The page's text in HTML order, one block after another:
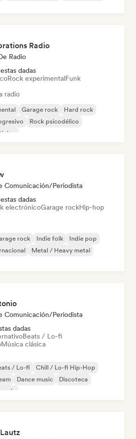
Radio
Radio
dadas
Rock experimentalFunk
radio
Garage rock
Hard rock
Rock psicodélico
Comunicación/Periodista
dadas
electrónicoGarage rockHip-hop
rock Indie folk
Indie pop
Metal / Heavy metal
Comunicación/Periodista
dadas
Beats / Lo-fi
Música clásica
/ Lo-fi
Chill / Lo-fi Hip-Hop
Dance music
Discoteca